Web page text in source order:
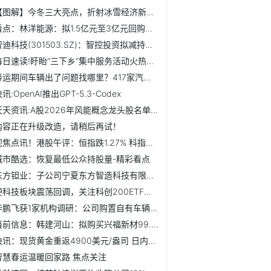
【图解】今冬三大亮点，折射冰雪经济新活力_焦点信息
看点：林洋能源：拟1.5亿元至3亿元回购股份
智迪科技(301503.SZ)：智控投资拟减持不超过24.18万股 聚看点
每日速读!盱眙“三下乡”集中服务活动火热启动
春运期间车辆出了问题找哪里？417家汽修湘军温馨护航|焦点快报
讯:OpenAI推出GPT-5.3-Codex
天天资讯:A股2026年风能概念龙头股名单汇总
容正在升级改造，请稍后再试！
视焦点讯！港股午评：恒指跌1.27% 科指跌1.16% 科网股走弱...
市酷选：恢复最低公众持股量-精彩看点
东方钽业：子公司宁夏东方智造科技有限公司主要从事增材制造...
硬科技板块震荡回调，关注科创200ETF易方达（588270）、科创5...
华鹏飞获1家机构调研：公司购置自有车辆遵循周期性原则，并会...
当前信息：韩建河山：拟购买兴福新材99.9978%股份 4日起复牌
快讯：现货黄金重返4900美元/盎司 日内涨超5%收复昨日跌幅-焦点资讯
慧春运温暖回家路 焦点关注